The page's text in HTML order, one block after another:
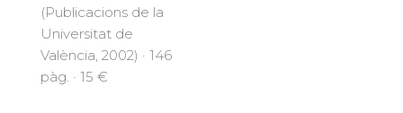
(Publicacions de la
Universitat de
València, 2002) · 146
pàg. · 15 €